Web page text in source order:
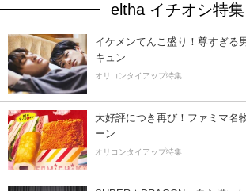
eltha イチオシ特集
イケメンてんこ盛り！尊すぎる
キュン
オリコンタイアップ特集
大好評につき再び！ファミマ名
ーン
オリコンタイアップ特集